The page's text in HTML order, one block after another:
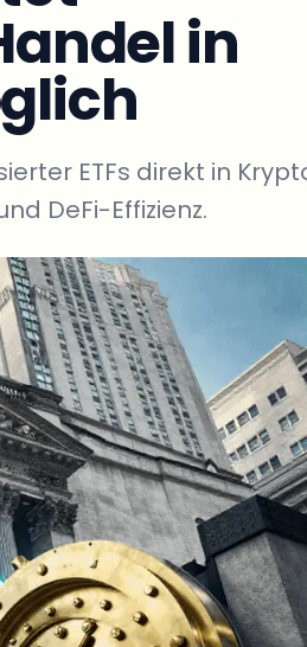
in
ETFs direkt in
DeFi-Effizienz.